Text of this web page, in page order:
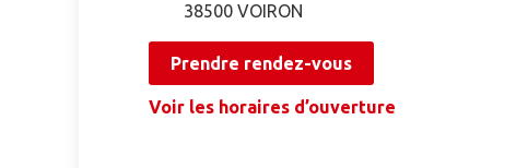
38500 VOIRON
Prendre rendez-vous
Voir les horaires d’ouverture